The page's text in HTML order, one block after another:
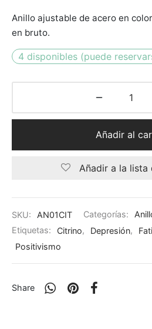
Anillo ajustable de acero en
en bruto.
4 disponibles (puede
Añadir al
Añadir a la lista
SKU: AN01CIT Categorías:
Etiquetas:
Citrino, Depresión,
Positivismo
Share